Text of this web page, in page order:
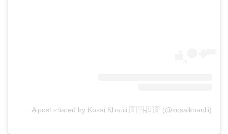
A post shared by Kosai Khauli 🇸🇾-🇺🇸 (@kosaikhaulii)